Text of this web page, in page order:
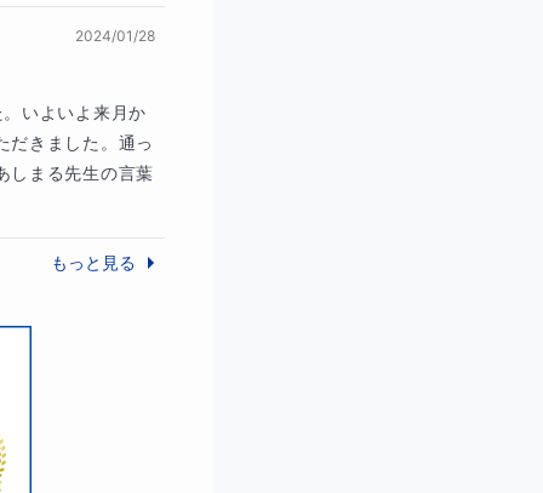
の読解や英文法
すが、基本的に
らしっかりと理
て、生徒さんの
また、英語に関
2024/01/28
いよいよ来月か
だきました。通っ
しまる先生の言葉
もっと見る